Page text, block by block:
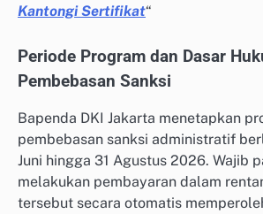
Kantongi Sertifikat“
Periode Program dan Dasar
Pembebasan Sanksi
Bapenda DKI Jakarta menetapkan
pembebasan sanksi administratif
Juni hingga 31 Agustus 2026. Wajib
melakukan pembayaran dalam
tersebut secara otomatis